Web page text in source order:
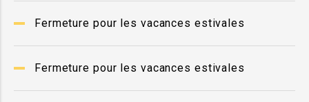
Fermeture pour les vacances estivales
Fermeture pour les vacances estivales